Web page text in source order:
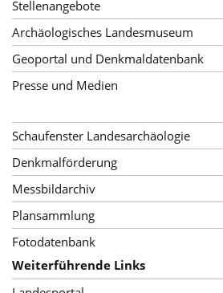
Stellenangebote
Archäologisches Landesmuseum
Geoportal und Denkmaldatenbank
Presse und Medien
Schaufenster Landesarchäologie
Denkmalförderung
Messbildarchiv
Plansammlung
Fotodatenbank
Weiterführende Links